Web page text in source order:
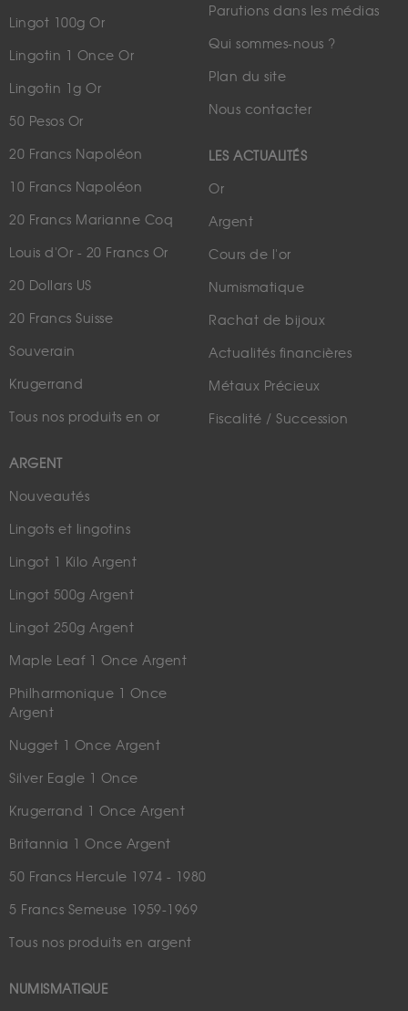
Lingot 100g Or
Lingotin 1 Once Or
Lingotin 1g Or
50 Pesos Or
20 Francs Napoléon
10 Francs Napoléon
20 Francs Marianne Coq
Louis d'Or - 20 Francs Or
20 Dollars US
20 Francs Suisse
Souverain
Krugerrand
Tous nos produits en or
ARGENT
Nouveautés
Lingots et lingotins
Lingot 1 Kilo Argent
Lingot 500g Argent
Lingot 250g Argent
Maple Leaf 1 Once Argent
Philharmonique 1 Once
Argent
Nugget 1 Once Argent
Silver Eagle 1 Once
Krugerrand 1 Once Argent
Britannia 1 Once Argent
50 Francs Hercule 1974 - 1980
5 Francs Semeuse 1959-1969
Tous nos produits en argent
NUMISMATIQUE
Parutions dans les médias
Qui sommes-nous ?
Plan du site
Nous contacter
LES ACTUALITÉS
Or
Argent
Cours de l'or
Numismatique
Rachat de bijoux
Actualités financières
Métaux Précieux
Fiscalité / Succession